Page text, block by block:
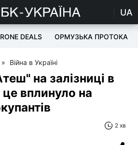
UA
DEALS ОРМУЗЬКА ПРОТОКА
» Війна в Україні
на залізниці в
це вплинуло на
2 хв